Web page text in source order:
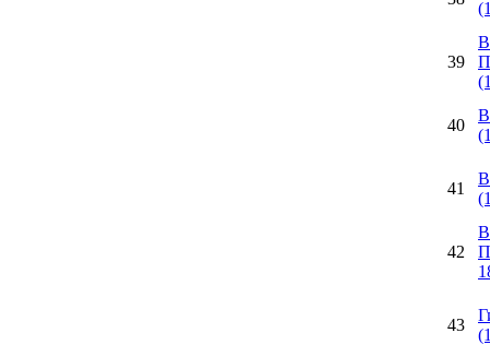
39
40
41
42
43